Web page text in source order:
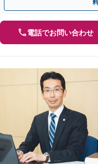
電話でお問い合わせ